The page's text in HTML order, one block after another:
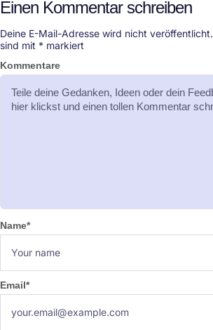
Einen Kommentar schreiben
Deine E-Mail-Adresse wird nicht veröffentlicht.
sind mit * markiert
Kommentare
Name*
Email*